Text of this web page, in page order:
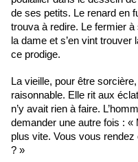
de ses petits. Le renard en
trouva à redire. Le fermier
la dame et s’en vint trouver
ce prodige.
La vieille, pour être
raisonnable. Elle rit aux
n’y avait rien à faire.
demander une autre fois : «
plus vite. Vous vous
? »